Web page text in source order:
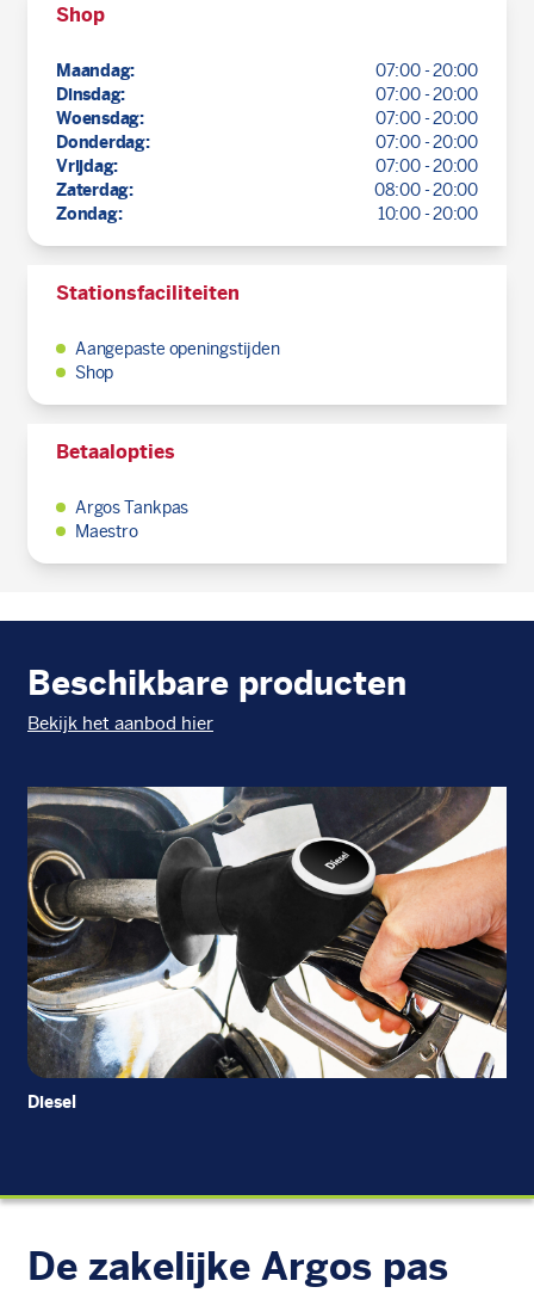
Shop
Maandag:
07:00 - 20:00
Dinsdag:
07:00 - 20:00
Woensdag:
07:00 - 20:00
Donderdag:
07:00 - 20:00
Vrijdag:
07:00 - 20:00
Zaterdag:
08:00 - 20:00
Zondag:
10:00 - 20:00
Stationsfaciliteiten
Aangepaste openingstijden
Shop
Betaalopties
Argos Tankpas
Maestro
Beschikbare producten
Bekijk het aanbod hier
Diesel
De zakelijke Argos pas